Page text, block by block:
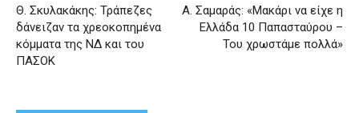
Θ. Σκυλακάκης: Τράπεζες
δάνειζαν τα χρεοκοπημένα
κόμματα της ΝΔ και του
ΠΑΣΟΚ
Α. Σαμαράς: «Μακάρι να είχε η
Ελλάδα 10 Παπασταύρου –
Του χρωστάμε πολλά»